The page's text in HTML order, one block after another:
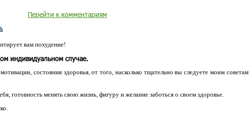
Перейти к комментариям
вам похудение!
индивидуальном случае.
состояния здоровья, от того, насколько тщательно вы следуете моим советам
готовность менять свою жизнь, фигуру и желание заботься о своем здоровье.